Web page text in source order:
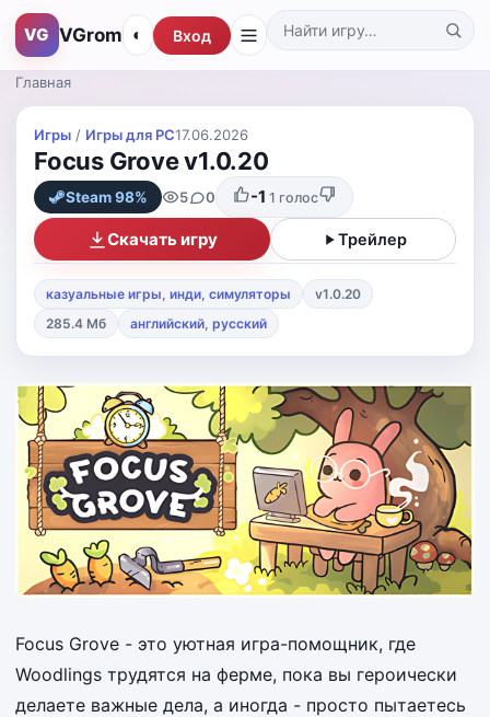
VG VGrom Поиск по каталогу
◐ Вход
Главная
Игры / Игры для PС17.06.2026
Focus Grove v1.0.20
Steam 98% 5 0 -1 1 голос
Скачать игру Трейлер
казуальные игры, инди, симуляторы
v1.0.20
285.4 Мб
английский, русский
Focus Grove - это уютная игра-помощник, где
Woodlings трудятся на ферме, пока вы героически
делаете важные дела, а иногда - просто пытаетесь